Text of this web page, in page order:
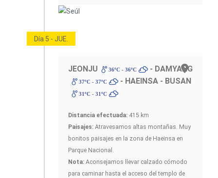
Día 5 - JUE.
JEONJU 36ºC - 36ºC - DAMYANG
37ºC - 37ºC - HAEINSA - BUSAN
31ºC - 31ºC
Distancia efectuada: 415 km
Paisajes: Atravesamos altas montañas. Muy
bonitos paisajes en la zona de Haeinsa en
Parque Nacional.
Nota: Aconsejamos llevar calzado cómodo
para caminar hasta el acceso del templo de